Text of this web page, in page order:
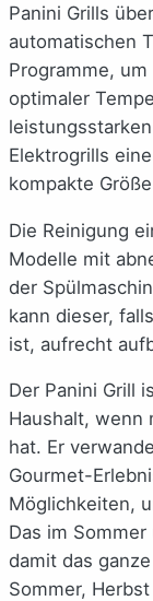
Panini Grills
automatischen
Programme,
optimaler
Elektrogrills
kompakte
Die Reinigung
Modelle mit
der
kann dieser,
ist, aufrecht
Der Panini Grill
Haushalt, wenn
hat. Er
Gourmet-
Möglichkeiten,
Das im
damit das
Sommer,